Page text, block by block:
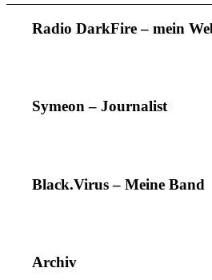
Radio DarkFire – mein
Symeon – Journalist
Black.Virus – Meine Band
Archiv